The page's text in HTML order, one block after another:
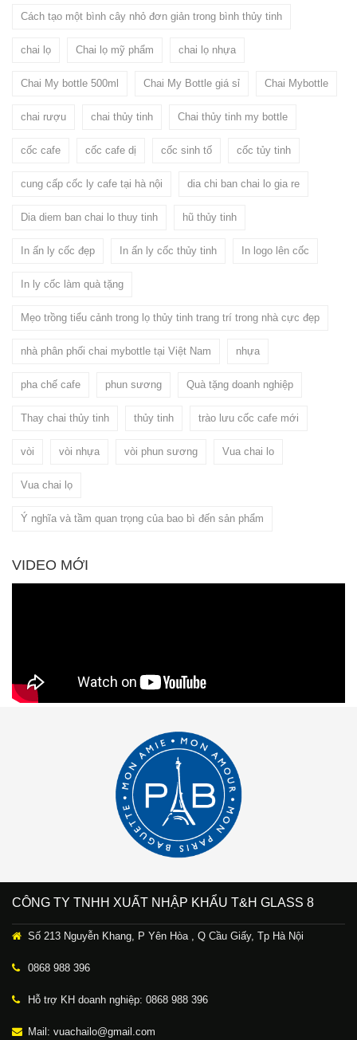
Cách tạo một bình cây nhỏ đơn giản trong bình thủy tinh
chai lọ Chai lọ mỹ phẩm chai lọ nhựa
Chai My bottle 500ml Chai My Bottle giá sỉ Chai Mybottle
chai rượu chai thủy tinh Chai thủy tinh my bottle
cốc cafe cốc cafe dị cốc sinh tố cốc tủy tinh
cung cấp cốc ly cafe tại hà nội dia chi ban chai lo gia re
Dia diem ban chai lo thuy tinh hũ thủy tinh
In ấn ly cốc đẹp In ấn ly cốc thủy tinh In logo lên cốc
In ly cốc làm quà tặng
Mẹo trồng tiểu cảnh trong lọ thủy tinh trang trí trong nhà cực đẹp
nhà phân phối chai mybottle tại Việt Nam nhựa
pha chế cafe phun sương Quà tặng doanh nghiệp
Thay chai thủy tinh thủy tinh trào lưu cốc cafe mới
vòi vòi nhựa vòi phun sương Vua chai lo
Vua chai lọ
Ý nghĩa và tầm quan trọng của bao bì đến sản phẩm
VIDEO MỚI
CÔNG TY TNHH XUẤT NHẬP KHẨU T&H GLASS 8
Số 213 Nguyễn Khang, P Yên Hòa , Q Cầu Giấy, Tp Hà Nội
0868 988 396
Hỗ trợ KH doanh nghiệp: 0868 988 396
Mail: vuachailo@gmail.com